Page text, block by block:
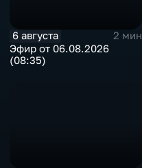
6 августа
2 мин
Эфир от 06.08.2026
(08:35)